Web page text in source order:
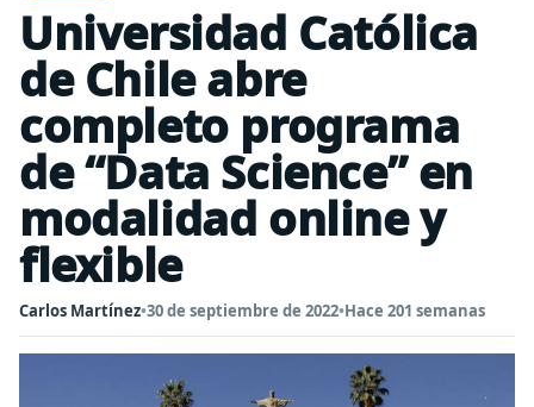
Universidad Católica
de Chile abre
completo programa
de “Data Science” en
modalidad online y
flexible
Carlos Martínez•30 de septiembre de 2022•Hace 201 semanas